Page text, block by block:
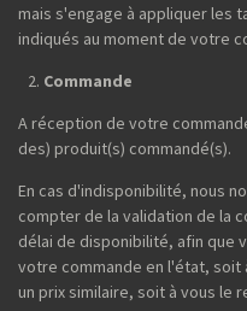
mais s'engage à appliquer les
indiqués au moment de votre
Commande
A réception de votre
des) produit(s) commandé(s).
En cas d'indisponibilité, nous
compter de la validation de la
délai de disponibilité, afin que
votre commande en l'état, soit
un prix similaire, soit à vous le